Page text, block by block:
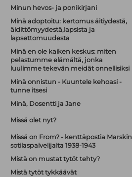
Minun hevos- ja ponikirjani
Minä adoptoitu: kertomus äitiydestä,
äidittömyydestä,lapsista ja
lapsettomuudesta
Minä en ole kaiken keskus: miten
pelastumme elämältä, jonka
luulimme tekevän meidät onnellisiksi
Minä onnistun - Kuuntele kehoasi -
tunne itsesi
Minä, Dosentti ja Jane
Missä olet nyt?
Missä on From? - kenttäpostia Marskin
sotilaspalvelijalta 1938-1943
Mistä on mustat tytöt tehty?
Mistä tytöt tykkäävät